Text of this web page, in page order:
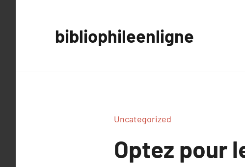
bibliophileenligne
Uncategorized
Optez pour